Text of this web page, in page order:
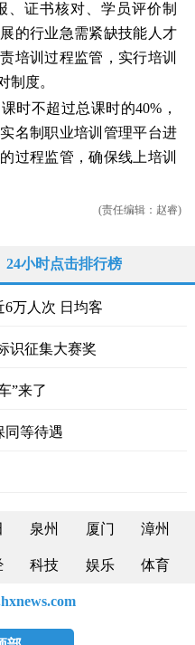
证书核对、学员评价制
的行业急需紧缺技能人才
培训过程监管，实行培训
制度。
时不超过总课时的40%，
实名制职业培训管理平台进
过程监管，确保线上培训
(责任编辑：赵睿)
24小时点击排行榜
万人次 日均客
识征集大赛奖
”来了
同等待遇
泉州 厦门 漳州
科技 娱乐 体育